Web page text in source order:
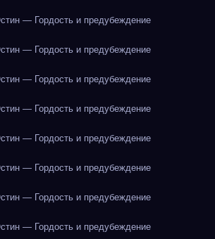
— Гордость и предубеждение
— Гордость и предубеждение
— Гордость и предубеждение
— Гордость и предубеждение
— Гордость и предубеждение
— Гордость и предубеждение
— Гордость и предубеждение
— Гордость и предубеждение